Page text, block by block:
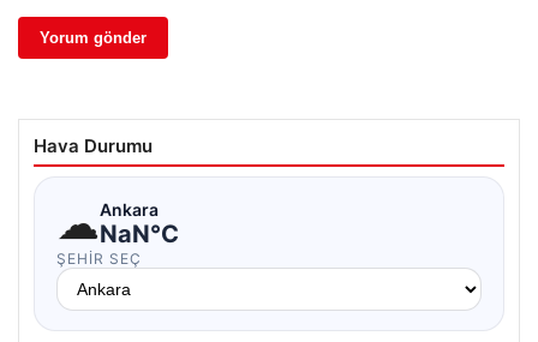
Hava Durumu
☁Ankara
NaN°C
ŞEHIR SEÇ